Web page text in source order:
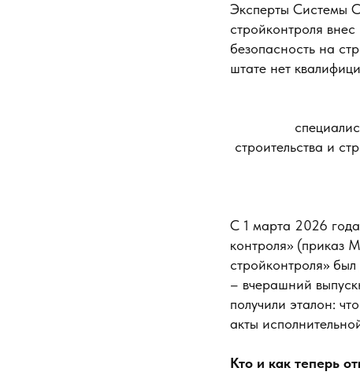
Эксперты Системы
стройконтроля
безопасность на
штате нет
строительства и
С 1 марта 2026 года
контроля» (приказ
стройконтроля»
– вчерашний
получили эталон:
акты
Кто и как теперь